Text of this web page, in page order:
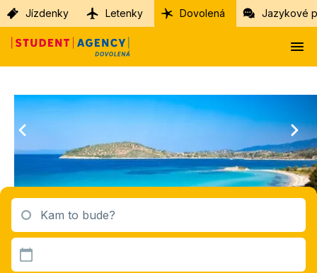
Jízdenky Letenky Dovolená Jazykové
Kam to bude?